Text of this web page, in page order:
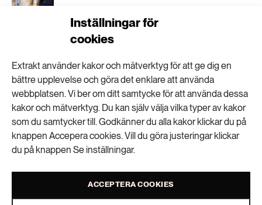
Inställningar för
cookies
Extrakt använder kakor och mätverktyg för att ge dig en
bättre upplevelse och göra det enklare att använda
webbplatsen. Vi ber om ditt samtycke för att använda dessa
kakor och mätverktyg. Du kan själv välja vilka typer av kakor
som du samtycker till. Godkänner du alla kakor klickar du på
knappen Accepera cookies. Vill du göra justeringar klickar
du på knappen Se inställningar.
ACCEPTERA COOKIES
stadsplanering
Bly i ammunition hotar havsörnen